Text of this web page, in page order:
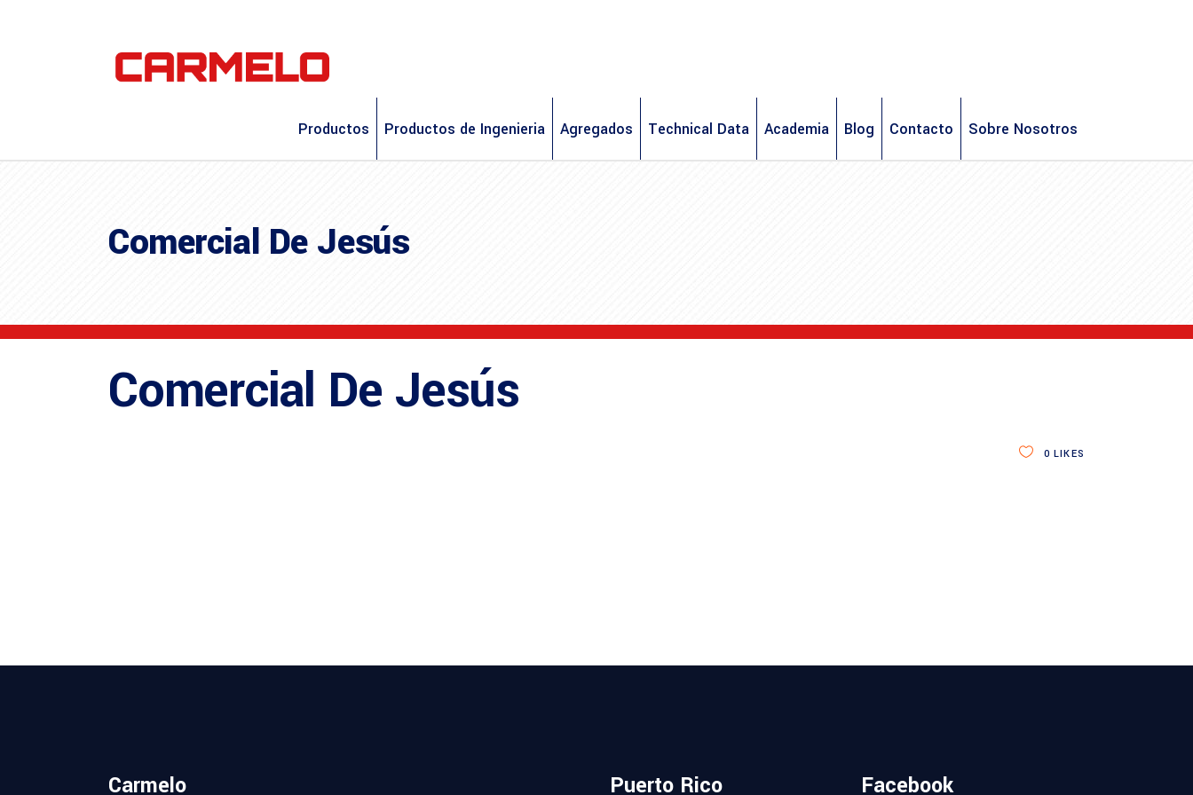
Productos Productos de Ingenieria Agregados Technical Data Academia Blog Contacto Sobre Nosotros
Comercial De Jesús
Comercial De Jesús
0 LIKES
Carmelo Puerto Rico Facebook